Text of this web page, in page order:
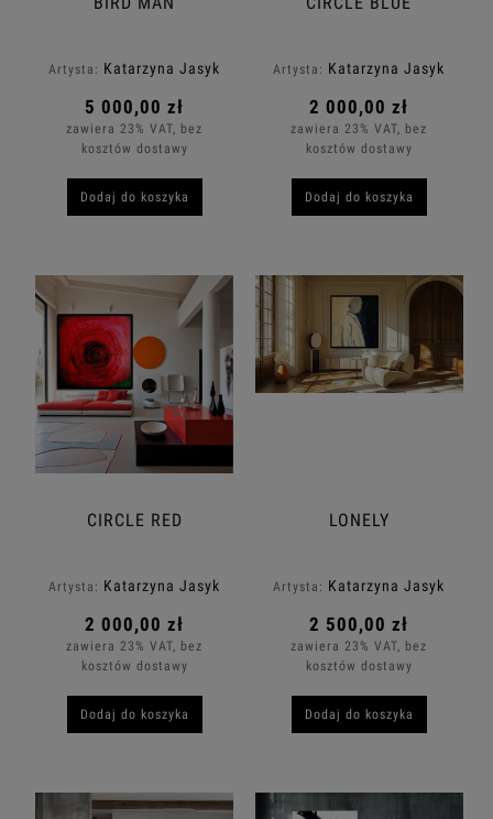
Artysta: Katarzyna Jasyk
5 000,00 zł
zawiera 23% VAT, bez
kosztów dostawy
Dodaj do koszyka
Artysta: Katarzyna Jasyk
2 000,00 zł
zawiera 23% VAT, bez
kosztów dostawy
Dodaj do koszyka
CIRCLE RED
Artysta: Katarzyna Jasyk
2 000,00 zł
zawiera 23% VAT, bez
kosztów dostawy
Dodaj do koszyka
LONELY
Artysta: Katarzyna Jasyk
2 500,00 zł
zawiera 23% VAT, bez
kosztów dostawy
Dodaj do koszyka